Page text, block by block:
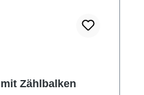
Zählbalken